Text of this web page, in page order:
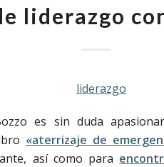
liderazgo
es sin duda
«aterrizaje de
así como para